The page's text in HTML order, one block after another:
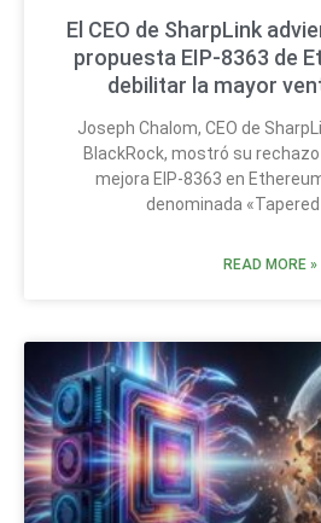
El CEO de SharpLink
propuesta EIP-8363 de
debilitar la mayor
Joseph Chalom, CEO de
BlackRock, mostró su
mejora EIP-8363 en
denominada
READ MORE »